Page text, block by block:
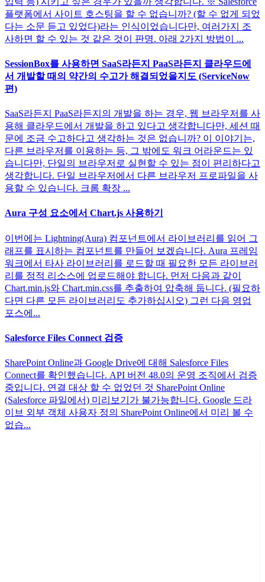
플랫폼에서 사이트 호스팅을 할 수 없습니까? (할 수 없게 되었
다는 소문 듣고 있었다)라는 인식이었습니다만, 여러가지 조
사하면 할 수 있는 것 같은 것이 판명. 아래 2가지 방법이 ...
SessionBox를 사용하면 SaaS라든지 PaaS라든지 클라우드에
서 개발할 때의 약간의 수고가 해결되었을지도 (ServiceNow
편)
SaaS라든지 PaaS라든지의 개발을 하는 경우, 웹 브라우저를 사
용해 클라우드에서 개발을 하고 있다고 생각합니다만, 세션 때
문에 조금 수고하다고 생각하는 것은 없습니까? 이 이야기는,
다른 브라우저를 이용하는 등, 그 밖에도 워크 어라운드는 있
습니다만, 단일의 브라우저로 실현할 수 있는 점이 편리하다고
생각합니다. 단일 브라우저에서 다른 브라우저 프로파일을 사
용할 수 있습니다. 크롬 확장 ...
Aura 구성 요소에서 Chart.js 사용하기
이번에는 Lightning(Aura) 컴포넌트에서 라이브러리를 읽어 그
래프를 표시하는 컴포넌트를 만들어 보겠습니다. Aura 프레임
워크에서 타사 라이브러리를 로드할 때 필요한 모든 라이브러
리를 정적 리소스에 업로드해야 합니다. 먼저 다음과 같이
Chart.min.js와 Chart.min.css를 추출하여 압축해 둡니다. (필요하
다면 다른 모든 라이브러리도 추가하십시오) 그런 다음 영업
포스에...
Salesforce Files Connect 검증
SharePoint Online과 Google Drive에 대해 Salesforce Files
Connect를 확인했습니다. API 버전 48.0의 운영 조직에서 검증
중입니다. 연결 대상 할 수 없었던 것 SharePoint Online
(Salesforce 파일에서) 미리보기가 불가능합니다. Google 드라
이브 외부 객체 사용자 정의 SharePoint Online에서 미리 볼 수
없습...